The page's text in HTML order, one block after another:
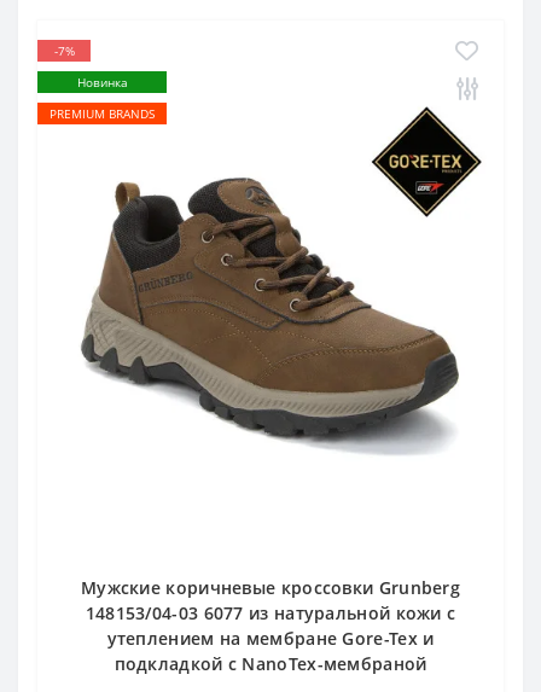
-7%
Новинка
PREMIUM BRANDS
Мужские коричневые кроссовки Grunberg
148153/04-03 6077 из натуральной кожи с
утеплением на мембране Gore-Tex и
подкладкой с NanoTex-мембраной